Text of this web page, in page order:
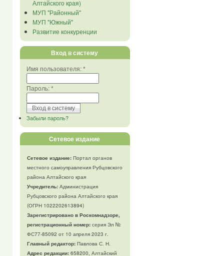
Алтайского края)
МУП "Районный"
МУП "Южный"
Развитие конкуренции
Вход в систему
Имя пользователя:*
Пароль:*
Забыли пароль?
Сетевое издание
Сетевое издание:Портал органов
местного самоуправления Рубцовского
района Алтайского края
Учредитель:Администрация
Рубцовского района Алтайского края
(ОГРН 1022202613894)
Зарегистрировано в Роскомнадзоре,
регистрационный номер:серия Эл №
ФС77-85092 от 10 апреля 2023 г.
Главный редактор:Павлова С. Н.
Адрес редакции:658200, Алтайский